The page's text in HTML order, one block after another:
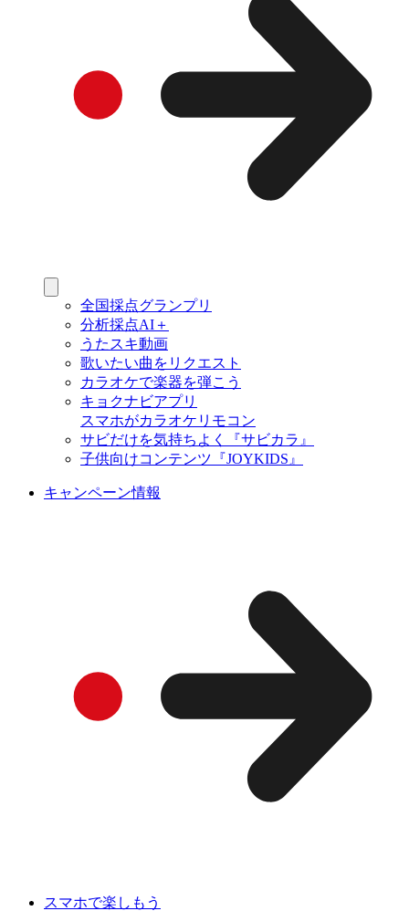
全国採点グランプリ
分析採点AI＋
うたスキ動画
歌いたい曲をリクエスト
カラオケで楽器を弾こう
キョクナビアプリ
スマホがカラオケリモコン
サビだけを気持ちよく『サビカラ』
子供向けコンテンツ『JOYKIDS』
キャンペーン情報
スマホで楽しもう